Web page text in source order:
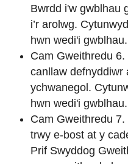
Bwrdd i'w gwblhau
i’r arolwg.
hwn wedi'i gwblhau.
Cam Gweithredu
canllaw defnyddiwr
ychwanegol.
hwn wedi'i gwblhau.
Cam Gweithredu
trwy e-bost at y
Prif Swyddog